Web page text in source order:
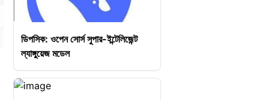
ডিপসিক: ওপেন সোর্স সুপার-ইন্টেলিজেন্ট
ল্যাঙ্গুয়েজ মডেল